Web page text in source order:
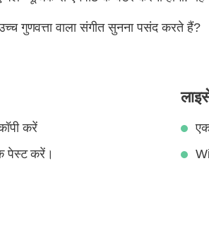
गुणवत्ता वाला संगीत सुनना पसंद करते हैं?
करें
पेस्ट करें।